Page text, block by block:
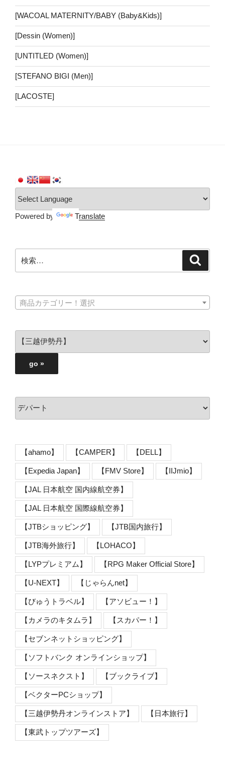
[WACOAL MATERNITY/BABY (Baby&Kids)]
[Dessin (Women)]
[UNTITLED (Women)]
[STEFANO BIGI (Men)]
[LACOSTE]
Powered by Translate
索:
商品カテゴリー！選択
【ahamo】 【CAMPER】 【DELL】
【Expedia Japan】 【FMV Store】 【IIJmio】
【JAL 日本航空 国内線航空券】
【JAL 日本航空 国際線航空券】
【JTBショッピング】 【JTB国内旅行】
【JTB海外旅行】 【LOHACO】
【LYPプレミアム】 【RPG Maker Official Store】
【U-NEXT】 【じゃらんnet】
【びゅうトラベル】 【アソビュー！】
【カメラのキタムラ】 【スカパー！】
【セブンネットショッピング】
【ソフトバンク オンラインショップ】
【ソースネクスト】 【ブックライブ】
【ベクターPCショップ】
【三越伊勢丹オンラインストア】 【日本旅行】
【東武トップツアーズ】